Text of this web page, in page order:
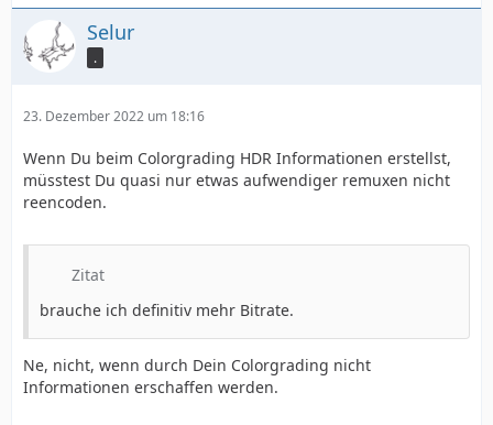
Selur
.
23. Dezember 2022 um 18:16
Wenn Du beim Colorgrading HDR Informationen erstellst,
müsstest Du quasi nur etwas aufwendiger remuxen nicht
reencoden.
Zitat
brauche ich definitiv mehr Bitrate.
Ne, nicht, wenn durch Dein Colorgrading nicht
Informationen erschaffen werden.